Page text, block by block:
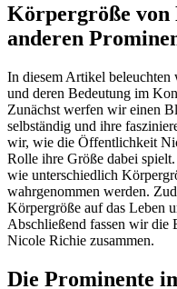
Körpergröße von
anderen
In diesem Artikel
und deren Bedeutung im
Zunächst werfen wir einen
selbständig und ihre
wir, wie die Öffentlichkeit
Rolle ihre Größe dabei
wie unterschiedlich
wahrgenommen werden.
Körpergröße auf das Leben
Abschließend fassen wir die
Nicole Richie zusammen.
Die Prominente